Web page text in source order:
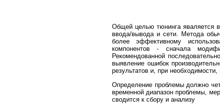
Общей целью тюнинга яваляется
ввода/вывода и сети. Метода
более эффективному
компонентов - сначала
Рекомендованной
выявление ошибок
результатов и, при
Определение проблемы должно
временной диапазон проблемы,
сводится к сбору и анализу